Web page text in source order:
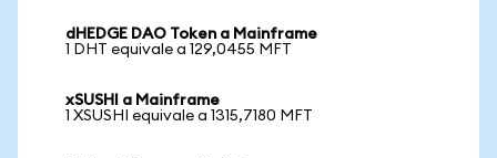
dHEDGE DAO Token a Mainframe
1 DHT equivale a 129,0455 MFT
xSUSHI a Mainframe
1 XSUSHI equivale a 1315,7180 MFT